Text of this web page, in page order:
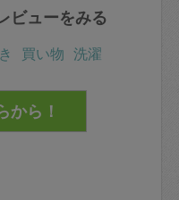
ビューをみる
買い物 洗濯